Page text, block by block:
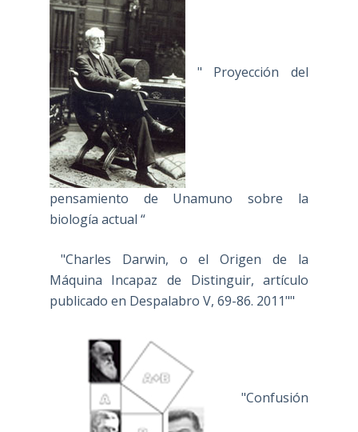
" Proyección del
pensamiento de Unamuno sobre la
biología actual “
"Charles Darwin, o el Origen de la
Máquina Incapaz de Distinguir, artículo
publicado en Despalabro V, 69-86. 2011""
"Confusión